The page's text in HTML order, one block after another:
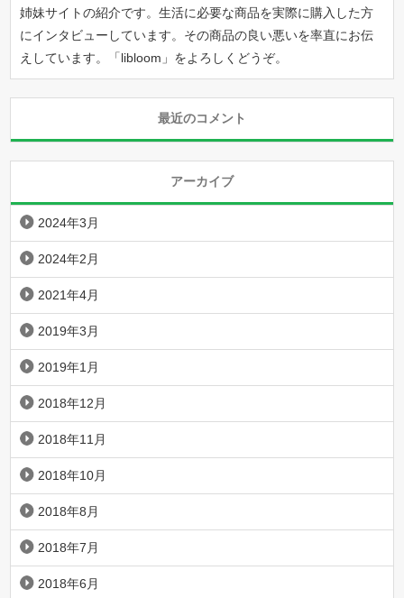
姉妹サイトの紹介です。生活に必要な商品を実際に購入した方
にインタビューしています。その商品の良い悪いを率直にお伝
えしています。「libloom 」をよろしくどうぞ。
最近のコメント
アーカイブ
2024年3月
2024年2月
2021年4月
2019年3月
2019年1月
2018年12月
2018年11月
2018年10月
2018年8月
2018年7月
2018年6月